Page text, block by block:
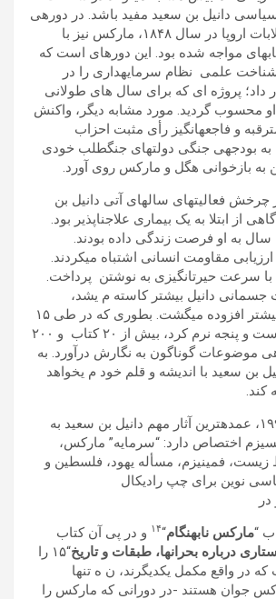
دانيل بن سعيد مفيد باشد. در دورهی
پس از شکست انقلابات اروپا در سال ١٨۴٨، مارکس نيز با
مواجه شده بود. اين دورهای است که
علمی نظام سرمايهداری را در
داد؛ پروژه ای که برای سال ھای طولانی
محسوب گرديد. مورد مشابه ديگر، واکنش
و فاجعهانگيز رأی مثبت احزاب
بودجهی جنگی دولتھای جنگطلب خودی
به بازخوانی ھگل و مارکس روی آورد.
چرخش فعاليتھای سالھای آتی دانيل بن
از ابتلا به يک بيماری علاجناپذير بود.
به او فرصت زندگی داده بودند.
مقاومت انسانی اشتباه میکردند.
با سرعت حيرتانگيزی به نوشتن پرداخت.
جسمانی دانيل بيشتر کاسته م یشد،
برقدرت فکر ی او بيشتر افزوده میگشت. بطوری که در طی ١۵
سالی که با مرگ دست و پنجه نرم کرد، بيش از ٢٠ کتاب و ٢٠٠
موضوعات گوناگون به نگارش درآورد. به
بن سعيد با انديشه و قلم خود م یخواھد
کند.
از اواسط دھهی ١٩٩٠، عمدهترين آثار مھم دانيل بن سعيد به
اختصاص دارد: “سرمايه” مارکس،
زيست، فمينيزم، مسأله يھود، فلسطين و
نوين برای چپ راديکال
مارکس نابھنگام“١۴ و در پی آن کتاب
درباره بحرانھا، طبقات و تاريخ
“١۵ را
در واقع مکمل يکديگرند، ن ه تنھا
جوان ھستند -در دورانی که مارکس را